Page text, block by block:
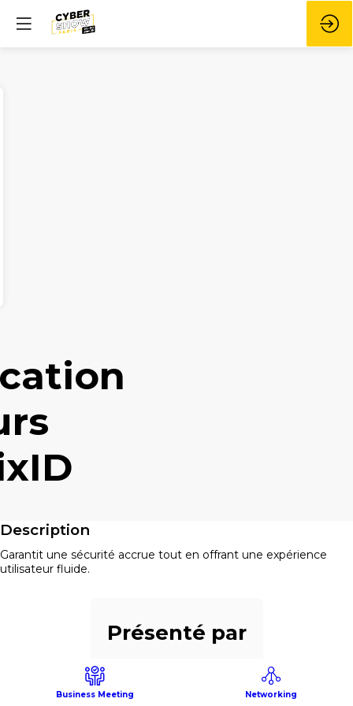
Description
Garantit une sécurité accrue tout en offrant une expérience
utilisateur fluide.
Présenté par
Business Meeting Networking